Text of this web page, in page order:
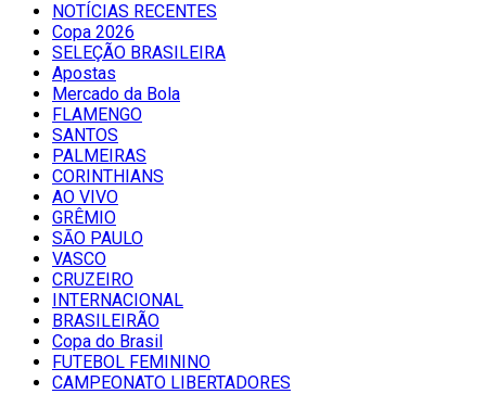
NOTÍCIAS RECENTES
Copa 2026
SELEÇÃO BRASILEIRA
Apostas
Mercado da Bola
FLAMENGO
SANTOS
PALMEIRAS
CORINTHIANS
AO VIVO
GRÊMIO
SĀO PAULO
VASCO
CRUZEIRO
INTERNACIONAL
BRASILEIRÃO
Copa do Brasil
FUTEBOL FEMININO
CAMPEONATO LIBERTADORES